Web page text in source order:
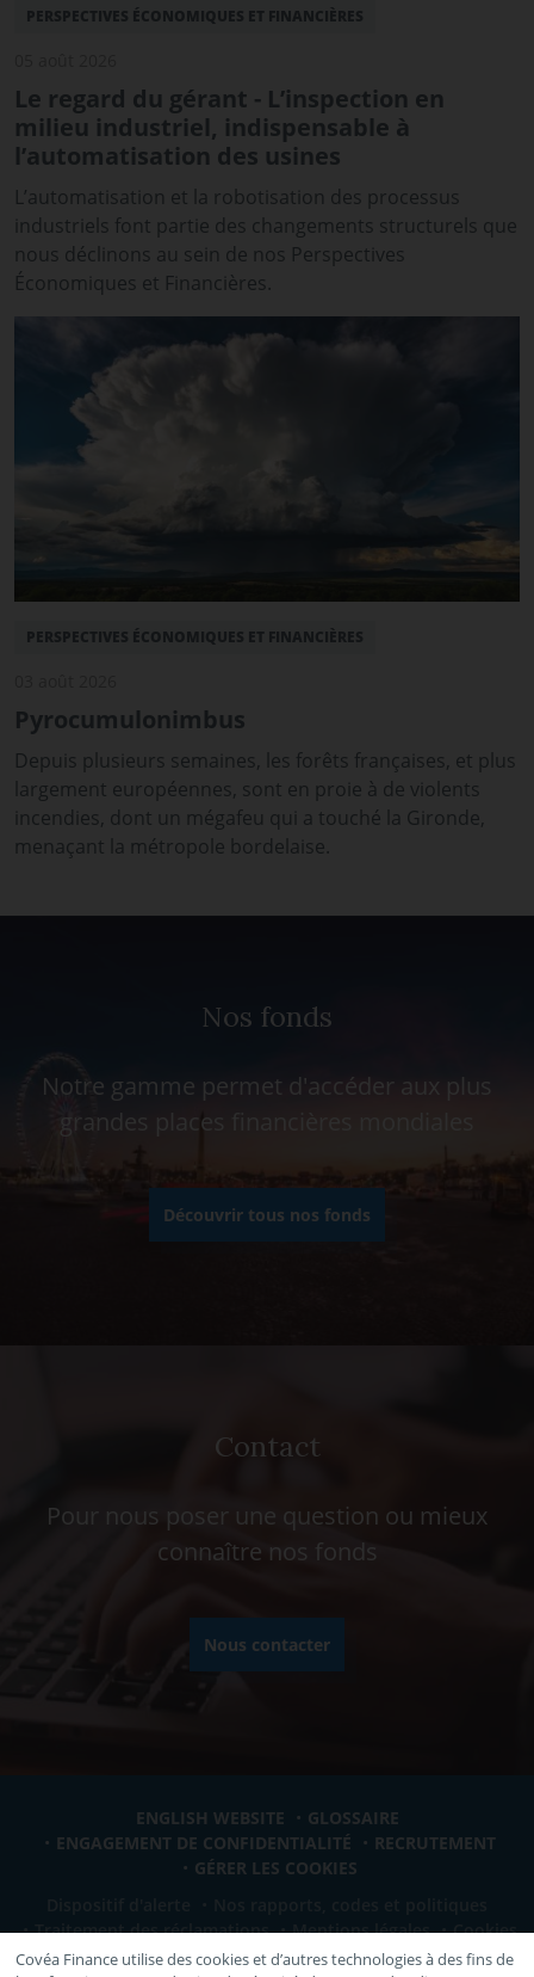
Covéa Finance utilise des cookies et d’autres technologies à des fins de
PERSPECTIVES ÉCONOMIQUES ET FINANCIÈRES
Le regard du gérant - L’inspection en
milieu industriel, indispensable à
l’automatisation des usines
L’automatisation et la robotisation des processus
industriels font partie des changements structurels que
nous déclinons au sein de nos Perspectives
Économiques et Financières.
PERSPECTIVES ÉCONOMIQUES ET FINANCIÈRES
Pyrocumulonimbus
Depuis plusieurs semaines, les forêts françaises, et plus
largement européennes, sont en proie à de violents
incendies, dont un mégafeu qui a touché la Gironde,
menaçant la métropole bordelaise.
Nos fonds
Notre gamme permet d'accéder aux plus
grandes places financières mondiales
Découvrir tous nos fonds
Contact
Pour nous poser une question ou mieux
connaître nos fonds
Nous contacter
ENGLISH WEBSITE
GLOSSAIRE
ENGAGEMENT DE CONFIDENTIALITÉ
RECRUTEMENT
GÉRER LES COOKIES
Traitement des réclamations
Mentions légales Cookies